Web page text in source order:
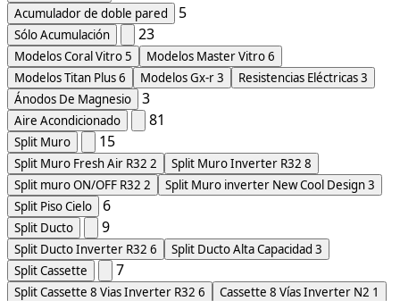
Acumulador de doble pared 5
Sólo Acumulación 23
Modelos Coral Vitro5 Modelos Master Vitro6
Modelos Titan Plus6 Modelos Gx-r3 Resistencias Eléctricas3
Ánodos De Magnesio
3
Aire Acondicionado 81
Split Muro 15
Split Muro Fresh Air R32 2 Split Muro Inverter R32 8
Split muro ON/OFF R32 2 Split Muro inverter New Cool Design3
Split Piso Cielo
6
Split Ducto 9
Split Ducto Inverter R32 6 Split Ducto Alta Capacidad 3
Split Cassette
7
Split Cassette 8 Vias Inverter R32 6 Cassette 8 Vías Inverter N2 1